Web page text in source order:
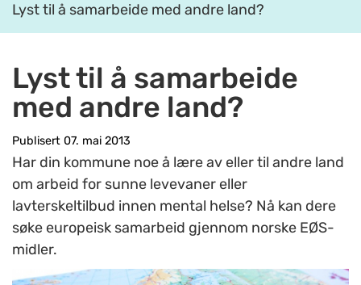
Lyst til å samarbeide med andre land?
Lyst til å samarbeide
med andre land?
Publisert 07. mai 2013
Har din kommune noe å lære av eller til andre land
om arbeid for sunne levevaner eller
lavterskeltilbud innen mental helse? Nå kan dere
søke europeisk samarbeid gjennom norske EØS-
midler.